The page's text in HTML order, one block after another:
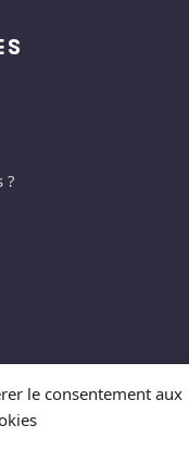
le consentement aux
?